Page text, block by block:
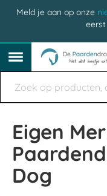
Meld je aan op onze
Eigen
Dog